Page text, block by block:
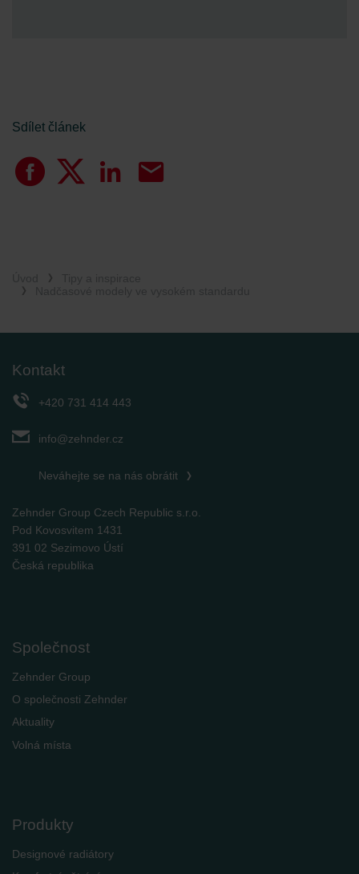
Sdílet článek
Kontakt
+420 731 414 443
info@zehnder.cz
Neváhejte se na nás obrátit
Zehnder Group Czech Republic s.r.o.
Pod Kovosvitem 1431
391 02 Sezimovo Ústí
Česká republika
Společnost
Zehnder Group
O společnosti Zehnder
Aktuality
Volná místa
Produkty
Designové radiátory